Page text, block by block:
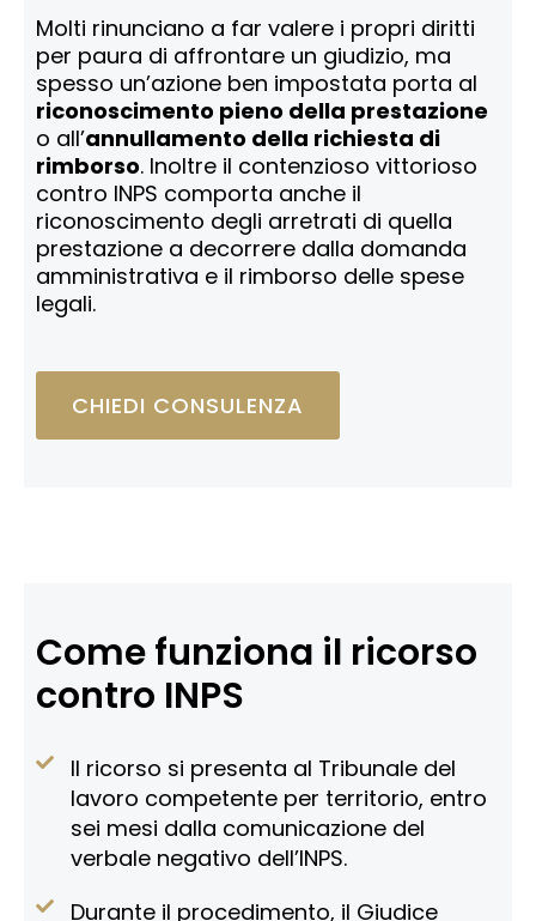
Molti rinunciano a far valere i propri diritti
per paura di affrontare un giudizio, ma
spesso un’azione ben impostata porta al
riconoscimento pieno della prestazione
o all’annullamento della richiesta di
rimborso. Inoltre il contenzioso vittorioso
contro INPS comporta anche il
riconoscimento degli arretrati di quella
prestazione a decorrere dalla domanda
amministrativa e il rimborso delle spese
legali.
CHIEDI CONSULENZA
Come funziona il ricorso
contro INPS
Il ricorso si presenta al Tribunale del
lavoro competente per territorio, entro
sei mesi dalla comunicazione del
verbale negativo dell’INPS.
Durante il procedimento, il Giudice